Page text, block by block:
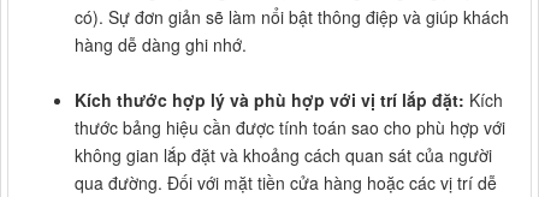
có). Sự đơn giản sẽ làm nổi bật thông điệp và giúp khách
hàng dễ dàng ghi nhớ.
Kích thước hợp lý và phù hợp với vị trí lắp đặt: Kích
thước bảng hiệu cần được tính toán sao cho phù hợp với
không gian lắp đặt và khoảng cách quan sát của người
qua đường. Đối với mặt tiền cửa hàng hoặc các vị trí dễ